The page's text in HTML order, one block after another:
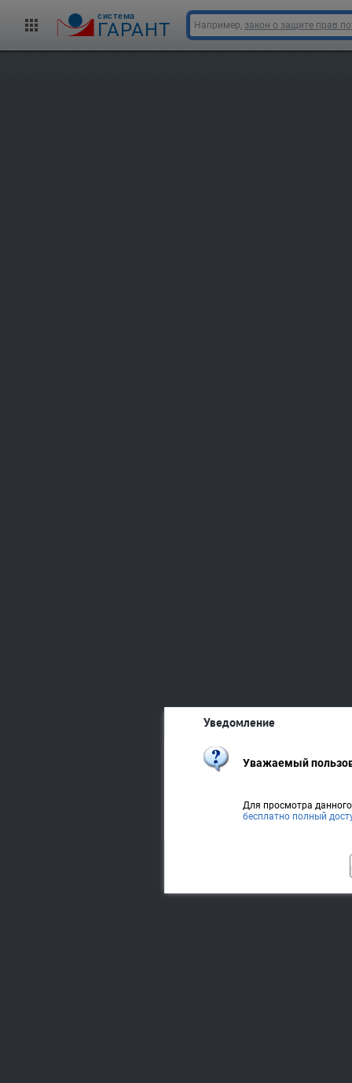
cистема
ГАРАНТ Например, закон о защите прав
Уведомление
Уважаемый
Для просмотра
бесплатно полный